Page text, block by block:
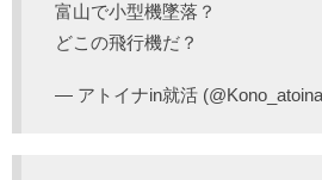
富山で小型機墜落？
どこの飛行機だ？
— アトイナin就活